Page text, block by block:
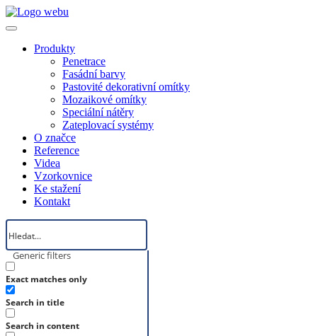
Produkty
Penetrace
Fasádní barvy
Pastovité dekorativní omítky
Mozaikové omítky
Speciální nátěry
Zateplovací systémy
O značce
Reference
Videa
Vzorkovnice
Ke stažení
Kontakt
Generic filters
Exact matches only
Search in title
Search in content